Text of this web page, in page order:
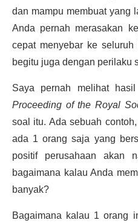
dan mampu membuat yang
Anda pernah merasakan
cepat menyebar ke
begitu juga dengan perilaku
Saya pernah melihat
Proceeding of the Royal
soal itu. Ada sebuah
ada 1 orang saja yang
positif perusahaan akan
bagaimana kalau Anda
banyak?
Bagaimana kalau 1 orang